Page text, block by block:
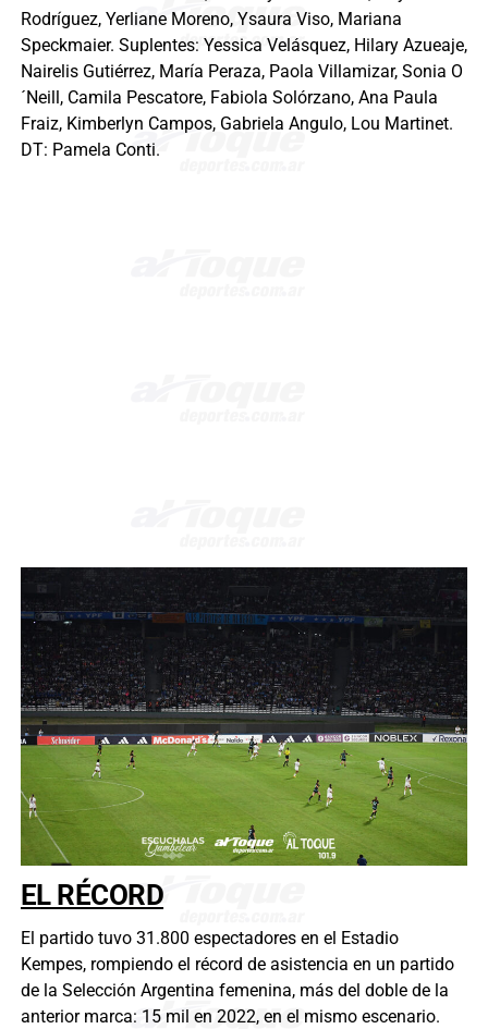
Rodríguez, Yerliane Moreno, Ysaura Viso, Mariana
Speckmaier. Suplentes: Yessica Velásquez, Hilary Azueaje,
Nairelis Gutiérrez, María Peraza, Paola Villamizar, Sonia O
´Neill, Camila Pescatore, Fabiola Solórzano, Ana Paula
Fraiz, Kimberlyn Campos, Gabriela Angulo, Lou Martinet.
DT: Pamela Conti.
EL RÉCORD
El partido tuvo 31.800 espectadores en el Estadio
Kempes, rompiendo el récord de asistencia en un partido
de la Selección Argentina femenina, más del doble de la
anterior marca: 15 mil en 2022, en el mismo escenario.